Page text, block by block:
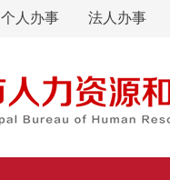
个人办事 法人办事